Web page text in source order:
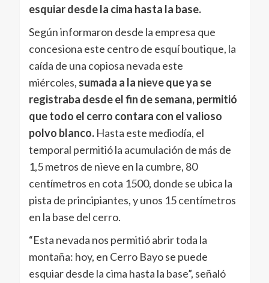
esquiar desde la cima hasta la base.
Según informaron desde la empresa que
concesiona este centro de esquí boutique, la
caída de una copiosa nevada este
miércoles, sumada a la nieveque ya se
registraba desde el fin de semana, permitió
que todo el cerro contara con el valioso
polvo blanco. Hasta este mediodía, el
temporal permitió la acumulación de más de
1,5 metros de nieve en la cumbre, 80
centímetros en cota 1500, donde se ubica la
pista de principiantes, y unos 15 centímetros
en la base del cerro.
“Esta nevada nos permitió abrir toda la
montaña: hoy, en Cerro Bayo se puede
esquiar desde la cima hasta la base”, señaló